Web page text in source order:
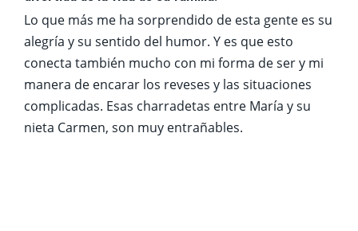
Lo que más me ha sorprendido de esta gente es su
alegría y su sentido del humor. Y es que esto
conecta también mucho con mi forma de ser y mi
manera de encarar los reveses y las situaciones
complicadas. Esas charradetas entre María y su
nieta Carmen, son muy entrañables.